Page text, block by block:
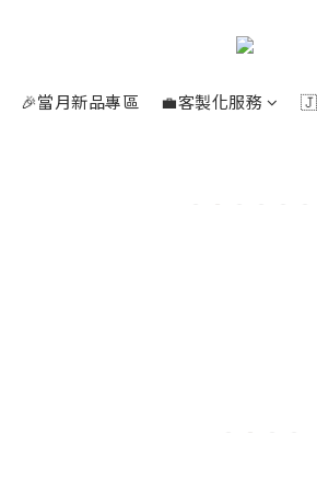
🎉當月新品專區 💼客製化服務